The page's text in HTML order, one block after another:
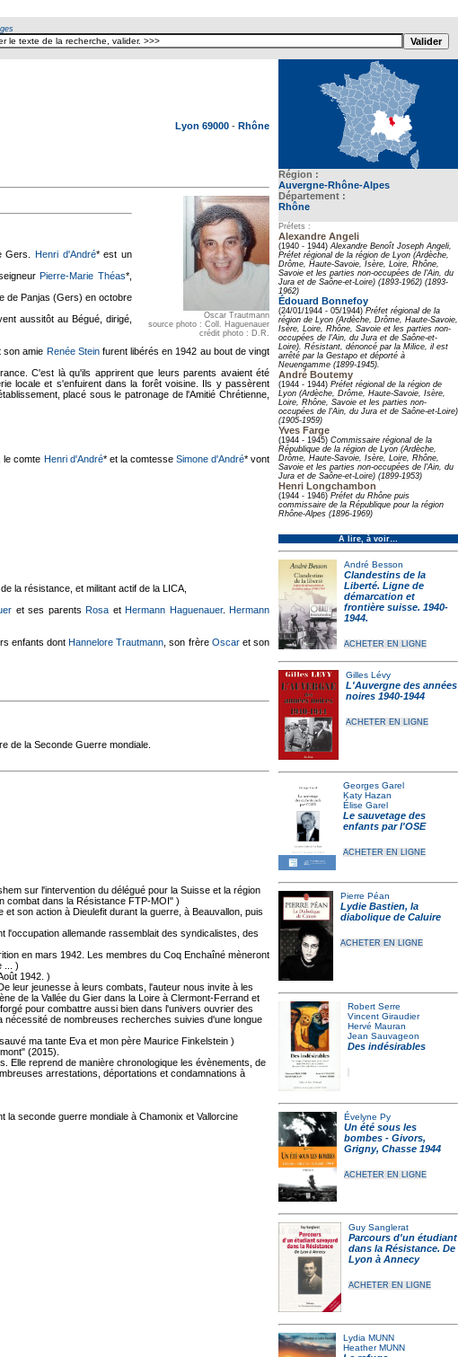
Région :
Auvergne-Rhône-Alpes
Département :
Rhône
Préfets :
Alexandre Angeli
(1940 - 1944)Alexandre Benoît Joseph Angeli,
Préfet régional de la région de Lyon (Ardèche,
Drôme, Haute-Savoie, Isère, Loire, Rhône,
Savoie et les parties non-occupées de l'Ain, du
Jura et de Saône-et-Loire) (1893-1962) (1893-
1962)
Édouard Bonnefoy
(24/01/1944 - 05/1944) Préfet régional de la
région de Lyon (Ardèche, Drôme, Haute-Savoie,
Isère, Loire, Rhône, Savoie et les parties non-
occupées de l'Ain, du Jura et de Saône-et-
Loire). Résistant, dénoncé par la Milice, il est
arrêté par la Gestapo et déporté à
Neuengamme (1899-1945).
André Boutemy
(1944 - 1944) Préfet régional de la région de
Lyon (Ardèche, Drôme, Haute-Savoie, Isère,
Loire, Rhône, Savoie et les parties non-
occupées de l'Ain, du Jura et de Saône-et-Loire)
(1905-1959)
Yves Farge
(1944 - 1945) Commissaire régional de la
République de la région de Lyon (Ardèche,
Drôme, Haute-Savoie, Isère, Loire, Rhône,
Savoie et les parties non-occupées de l'Ain, du
Jura et de Saône-et-Loire) (1899-1953)
Henri Longchambon
(1944 - 1946) Préfet du Rhône puis
commissaire de la République pour la région
Rhône-Alpes (1896-1969)
À lire, à voir…
André Besson
Clandestins de la
Liberté. Ligne de
démarcation et
frontière suisse. 1940-
1944.
ACHETER EN LIGNE
Gilles Lévy
L'Auvergne des années
noires 1940-1944
ACHETER EN LIGNE
Georges Garel
Katy Hazan
Élise Garel
Le sauvetage des
enfants par l'OSE
ACHETER EN LIGNE
Pierre Péan
Lydie Bastien, la
diabolique de Caluire
ACHETER EN LIGNE
Robert Serre
Vincent Giraudier
Hervé Mauran
Jean Sauvageon
Des indésirables
Évelyne Py
Un été sous les
bombes - Givors,
Grigny, Chasse 1944
ACHETER EN LIGNE
Guy Sanglerat
Parcours d'un étudiant
dans la Résistance. De
Lyon à Annecy
ACHETER EN LIGNE
Lydia MUNN
Heather MUNN
Lyon 69000 - Rhône
Oscar Trautmann
source photo : Coll. Haguenauer
crédit photo : D.R.
Gers.Henri d'André* est un
Pierre-Marie Théas*,
de Panjas (Gers) en octobre
aussitôt au Bégué, dirigé,
amie Renée Steinfurent libérés en 1942 au bout de vingt
C'est là qu'ils apprirent que leurs parents avaient été
locale et s'enfuirent dans la forêt voisine. Ils y passèrent
placé sous le patronage de l'Amitié Chrétienne,
le comte Henri d'André* et la comtesse Simone d'André* vont
la résistance, et militant actif de la LICA,
et ses parents Rosa et Hermann Haguenauer. Hermann
enfants dontHannelore Trautmann , son frère Oscaret son
de la Seconde Guerre mondiale.
sur l'intervention du délégué pour la Suisse et la région
combat dans la Résistance FTP-MOI" )
son action à Dieulefit durant la guerre, à Beauvallon, puis
l'occupation allemande rassemblait des syndicalistes, des
en mars 1942. Les membres du Coq Enchaîné mèneront
... )
1942. )
leur jeunesse à leurs combats, l'auteur nous invite à les
de la Vallée du Gier dans la Loire à Clermont-Ferrand et
pour combattre aussi bien dans l'univers ouvrier des
nécessité de nombreuses recherches suivies d'une longue
ma tante Eva et mon père Maurice Finkelstein )
(2015).
Elle reprend de manière chronologique les évènements, de
arrestations, déportations et condamnations à
seconde guerre mondiale à Chamonix et Vallorcine